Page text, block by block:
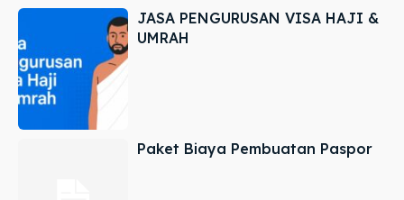
JASA PENGURUSAN VISA HAJI &
UMRAH
Paket Biaya Pembuatan Paspor